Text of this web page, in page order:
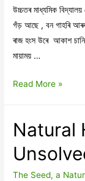
উচ্চতৰ মাধ্যমিক
গঁড় আছে , বন গাহৰি আৰু
ৰাজ হংস উৰে আকাশ
মায়াময় …
প্ৰকৃতি
কবিতা)
Read More »
Natural
The Seed, a